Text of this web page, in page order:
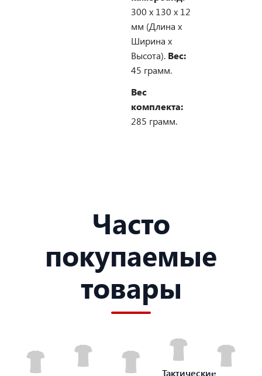
300 х 130 х 12
мм (Длина х
Ширина х
Высота). Вес:
45 грамм.
Вес
комплекта:
285 грамм.
Часто
покупаемые
товары
Тактические